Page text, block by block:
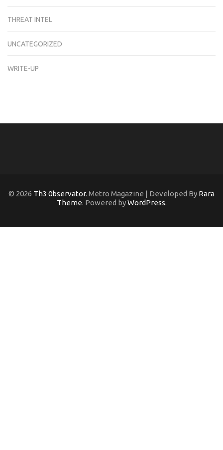
THREAT INTEL
UNCATEGORIZED
WRITE-UP
© 2026 Th3 0bservator. Metro Magazine | Developed By Rara
Theme. Powered byWordPress.